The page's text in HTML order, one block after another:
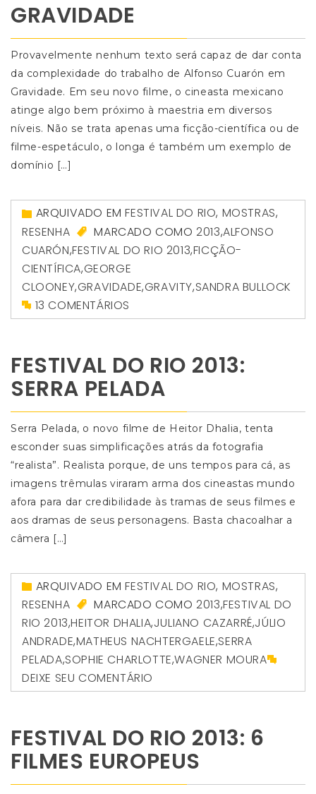
GRAVIDADE
Provavelmente nenhum texto será capaz de dar conta
da complexidade do trabalho de Alfonso Cuarón em
Gravidade. Em seu novo filme, o cineasta mexicano
atinge algo bem próximo à maestria em diversos
níveis. Não se trata apenas uma ficção-científica ou de
filme-espetáculo, o longa é também um exemplo de
domínio […]
ARQUIVADO EMFESTIVAL DO RIO, MOSTRAS,
RESENHA
MARCADO COMO2013,ALFONSO
CUARÓN,FESTIVAL DO RIO 2013,FICÇÃO-
CIENTÍFICA,GEORGE
CLOONEY,GRAVIDADE,GRAVITY,SANDRA BULLOCK
13 COMENTÁRIOS
FESTIVAL DO RIO 2013:
SERRA PELADA
Serra Pelada, o novo filme de Heitor Dhalia, tenta
esconder suas simplificações atrás da fotografia
“realista”. Realista porque, de uns tempos para cá, as
imagens trêmulas viraram arma dos cineastas mundo
afora para dar credibilidade às tramas de seus filmes e
aos dramas de seus personagens. Basta chacoalhar a
câmera […]
ARQUIVADO EMFESTIVAL DO RIO, MOSTRAS,
RESENHA
MARCADO COMO2013,FESTIVAL DO
RIO 2013,HEITOR DHALIA,JULIANO CAZARRÉ,JÚLIO
ANDRADE,MATHEUS NACHTERGAELE,SERRA
PELADA,SOPHIE CHARLOTTE,WAGNER MOURA
DEIXE SEU COMENTÁRIO
FESTIVAL DO RIO 2013: 6
FILMES EUROPEUS